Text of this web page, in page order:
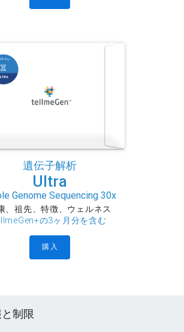
遺伝子解析
Ultra
Genome Sequencing 30x
、祖先、特徴、ウェルネス
の3ヶ月分を含む
購入
制限